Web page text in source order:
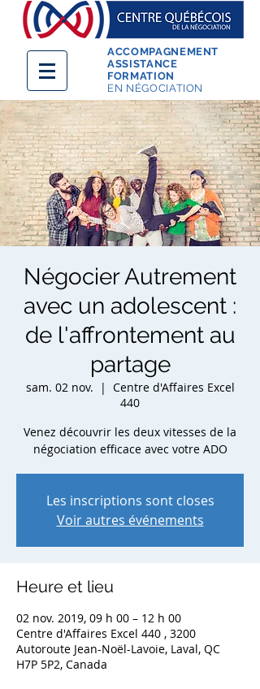
ACCOMPAGNEMENT
ASSISTANCE
FORMATION
EN NÉGOCIATION
Négocier Autrement
avec un adolescent :
de l'affrontement au
partage
sam. 02 nov.
  |
Centre d'Affaires Excel
440
Venez découvrir les deux vitesses de la
négociation efficace avec votre ADO
Les inscriptions sont closes
Voir autres événements
Heure et lieu
02 nov. 2019, 09 h 00 – 12 h 00
Centre d'Affaires Excel 440 , 3200
Autoroute Jean-Noël-Lavoie, Laval, QC
H7P 5P2, Canada